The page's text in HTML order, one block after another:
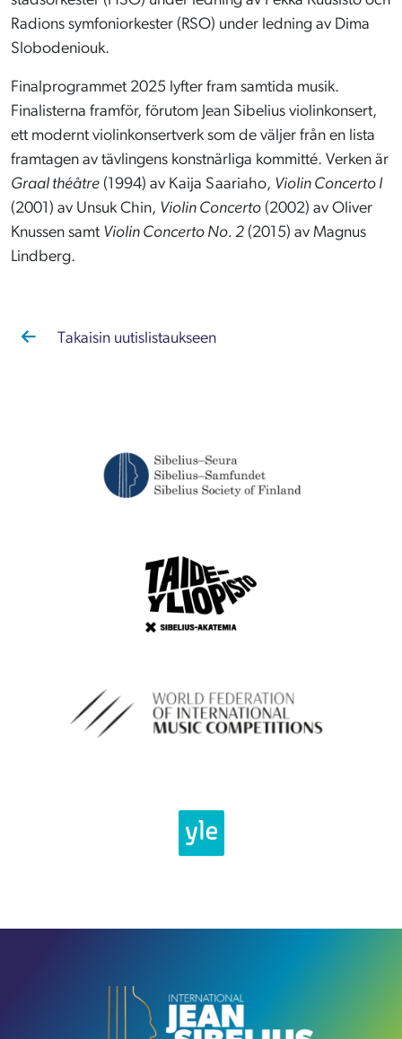
Radions symfoniorkester (RSO) under ledning av Dima
Slobodeniouk.
Finalprogrammet 2025 lyfter fram samtida musik.
Finalisterna framför, förutom Jean Sibelius violinkonsert,
ett modernt violinkonsertverk som de väljer från en lista
framtagen av tävlingens konstnärliga kommitté. Verken är
Graal théâtre (1994) av Kaija Saariaho, Violin Concerto I
(2001) av Unsuk Chin, Violin Concerto (2002) av Oliver
Knussen samt Violin Concerto No. 2 (2015) av Magnus
Lindberg.
Takaisin uutislistaukseen